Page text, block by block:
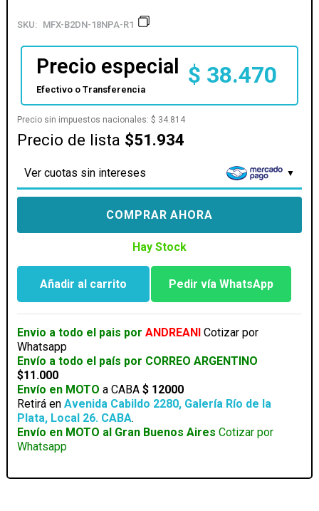
SKU: MFX-B2DN-18NPA-R1
Precio especial
Efectivo o Transferencia
$ 38.470
Precio sin impuestos nacionales:$ 34.814
Precio de lista $51.934
Ver cuotas sin intereses
COMPRAR AHORA
Hay Stock
COOLER
COOLERMASTER
SICKLEFLOW
120
ARGB
cantidad
Añadir al carrito Pedir vía WhatsApp
Envio a todo el pais por ANDREANI Cotizar por
Whatsapp
Envío a todo el país por CORREO ARGENTINO
$11.000
Envío en MOTO a CABA$ 12000
Retirá enAvenida Cabildo 2280, Galería Río de la
Plata, Local 26. CABA.
Envío en MOTO al Gran Buenos Aires Cotizar por
Whatsapp